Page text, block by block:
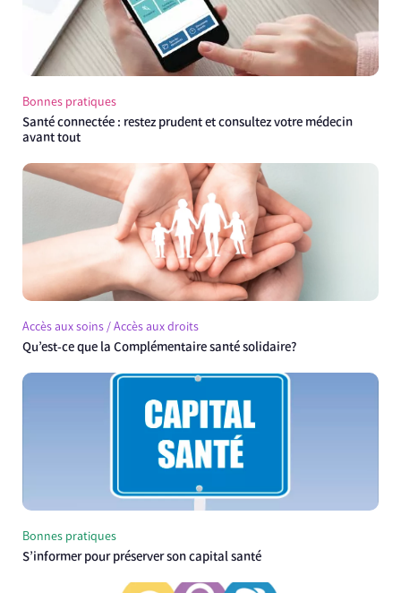
Bonnes pratiques
Santé connectée : restez prudent et consultez votre médecin
avant tout
Accès aux soins / Accès aux droits
Qu’est-ce que la Complémentaire santé solidaire?
Bonnes pratiques
S’informer pour préserver son capital santé